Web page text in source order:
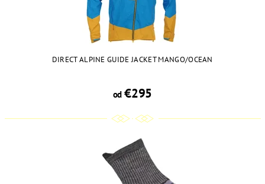
DIRECT ALPINE GUIDE JACKET MANGO/OCEAN
od€295